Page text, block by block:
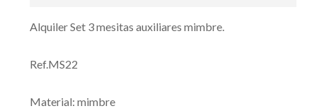
Alquiler Set 3 mesitas auxiliares mimbre.
Ref.MS22
Material: mimbre